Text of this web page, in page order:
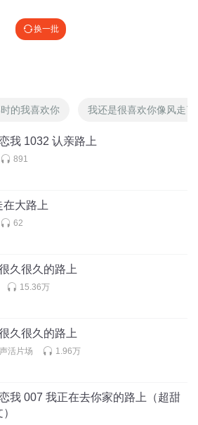
换一批
的我喜欢你 我还是很喜欢你像风走
我 1032 认亲路上
891
在大路上
62
久很久的路上
15.36万
久很久的路上
活片场 1.96万
我 007 我正在去你家的路上（超甜